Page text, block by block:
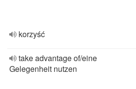
korzyść
take advantage of/eine
Gelegenheit nutzen